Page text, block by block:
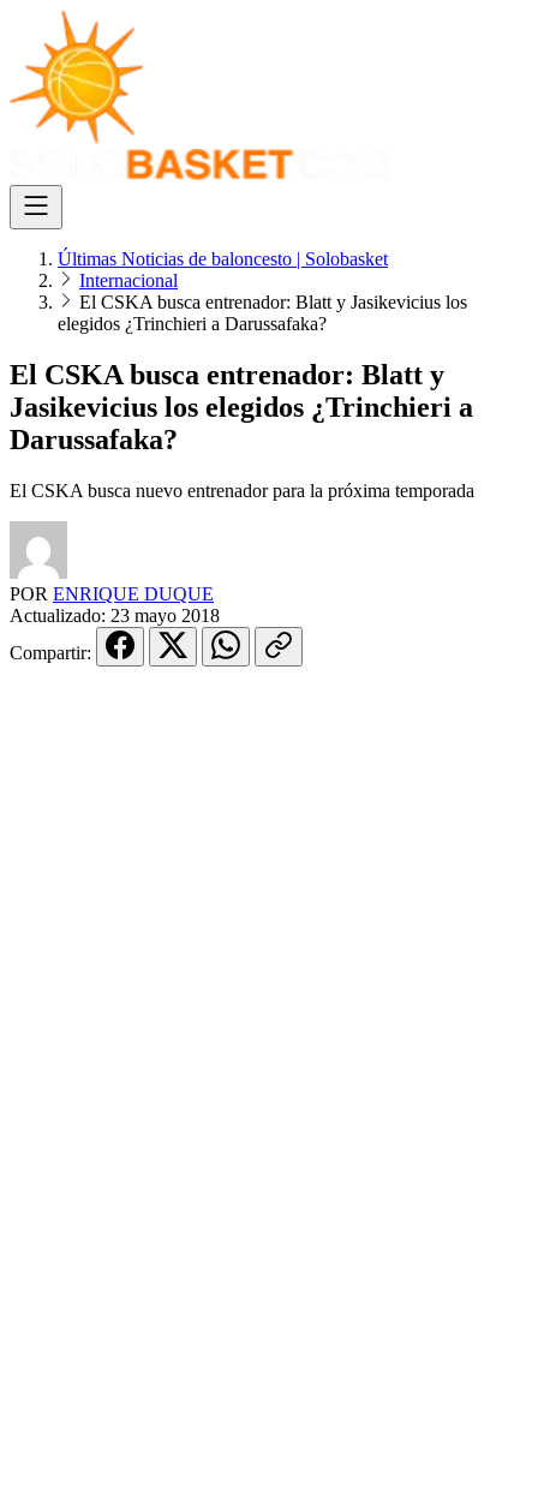
Últimas Noticias de baloncesto | Solobasket
Internacional
El CSKA busca entrenador: Blatt y Jasikevicius los
elegidos ¿Trinchieri a Darussafaka?
El CSKA busca entrenador: Blatt y
Jasikevicius los elegidos ¿Trinchieri a
Darussafaka?
El CSKA busca nuevo entrenador para la próxima temporada
POR ENRIQUE DUQUE
Actualizado: 23 mayo 2018
Compartir: